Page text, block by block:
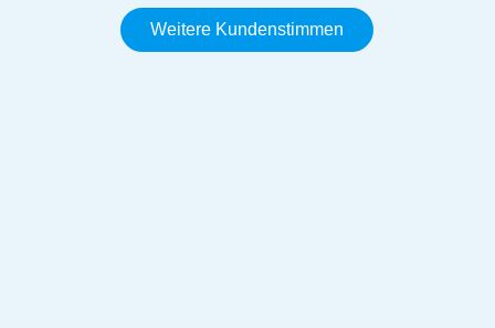
Weitere Kundenstimmen